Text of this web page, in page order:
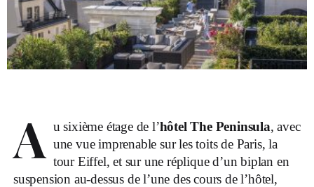
A u sixième étage de l’hôtel The Peninsula, avec
une vue imprenable sur les toits de Paris, la
tour Eiffel, et sur une réplique d’un biplan en
suspension au-dessus de l’une des cours de l’hôtel,